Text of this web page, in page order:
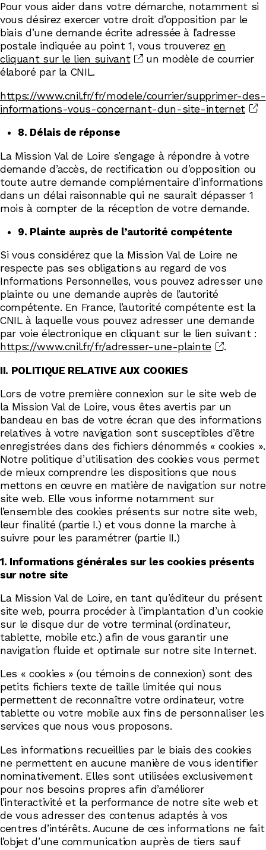
Pour vous aider dans votre démarche, notamment si
vous désirez exercer votre droit d’opposition par le
biais d’une demande écrite adressée à l’adresse
postale indiquée au point 1, vous trouverez en
cliquant sur le lien suivant
un modèle de courrier
élaboré par la CNIL.
https://www.cnil.fr/fr/modele/courrier/supprimer-des-
informations-vous-concernant-dun-site-internet
8. Délais de réponse
La Mission Val de Loire s’engage à répondre à votre
demande d’accès, de rectification ou d’opposition ou
toute autre demande complémentaire d’informations
dans un délai raisonnable qui ne saurait dépasser 1
mois à compter de la réception de votre demande.
9. Plainte auprès de l’autorité compétente
Si vous considérez que la Mission Val de Loire ne
respecte pas ses obligations au regard de vos
Informations Personnelles, vous pouvez adresser une
plainte ou une demande auprès de l’autorité
compétente. En France, l’autorité compétente est la
CNIL à laquelle vous pouvez adresser une demande
par voie électronique en cliquant sur le lien suivant :
https://www.cnil.fr/fr/adresser-une-plainte
.
II. POLITIQUE RELATIVE AUX COOKIES
Lors de votre première connexion sur le site web de
la Mission Val de Loire, vous êtes avertis par un
bandeau en bas de votre écran que des informations
relatives à votre navigation sont susceptibles d’être
enregistrées dans des fichiers dénommés « cookies ».
Notre politique d’utilisation des cookies vous permet
de mieux comprendre les dispositions que nous
mettons en œuvre en matière de navigation sur notre
site web. Elle vous informe notamment sur
l’ensemble des cookies présents sur notre site web,
leur finalité (partie I.) et vous donne la marche à
suivre pour les paramétrer (partie II.)
1. Informations générales sur les cookies présents
sur notre site
La Mission Val de Loire, en tant qu’éditeur du présent
site web, pourra procéder à l’implantation d’un cookie
sur le disque dur de votre terminal (ordinateur,
tablette, mobile etc.) afin de vous garantir une
navigation fluide et optimale sur notre site Internet.
Les « cookies » (ou témoins de connexion) sont des
petits fichiers texte de taille limitée qui nous
permettent de reconnaître votre ordinateur, votre
tablette ou votre mobile aux fins de personnaliser les
services que nous vous proposons.
Les informations recueillies par le biais des cookies
ne permettent en aucune manière de vous identifier
nominativement. Elles sont utilisées exclusivement
pour nos besoins propres afin d’améliorer
l’interactivité et la performance de notre site web et
de vous adresser des contenus adaptés à vos
centres d’intérêts. Aucune de ces informations ne fait
l’objet d’une communication auprès de tiers sauf